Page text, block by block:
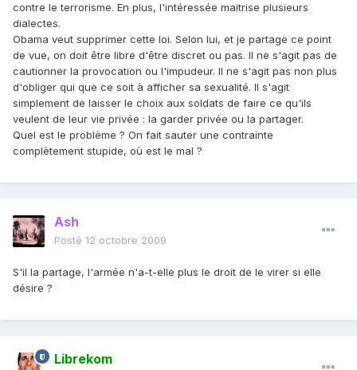
contre le terrorisme. En plus, l'intéressée maitrise plusieurs
dialectes.
Obama veut supprimer cette loi. Selon lui, et je partage ce point
de vue, on doit être libre d'être discret ou pas. Il ne s'agit pas de
cautionner la provocation ou l'impudeur. Il ne s'agit pas non plus
d'obliger qui que ce soit à afficher sa sexualité. Il s'agit
simplement de laisser le choix aux soldats de faire ce qu'ils
veulent de leur vie privée : la garder privée ou la partager.
Quel est le problème ? On fait sauter une contrainte
complètement stupide, où est le mal ?
Ash
Posté 12 octobre 2009
S'il la partage, l'armée n'a-t-elle plus le droit de le virer si elle
désire ?
Librekom